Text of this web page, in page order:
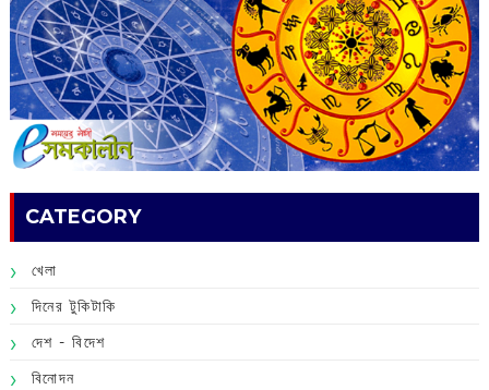
CATEGORY
খেলা
দিনের টুকিটাকি
দেশ - বিদেশ
বিনোদন